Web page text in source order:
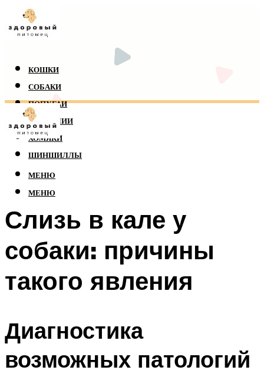
КОШКИ
СОБАКИ
ПОПУГАИ
РЕПТИЛИИ
ХОМЯКИ
ШИНШИЛЛЫ
МЕНЮ
МЕНЮ
Слизь в кале у
собаки: причины
такого явления
Диагностика
возможных патологий